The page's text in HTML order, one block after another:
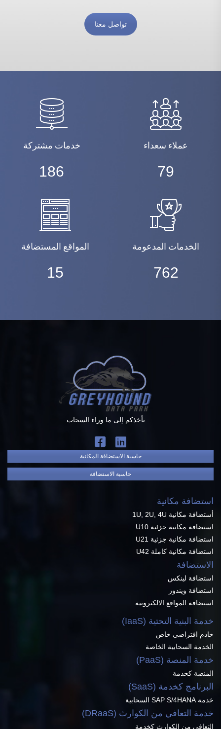
تواصل معنا
خدمات مشتركة
200
عملاء سعداء
88
المواقع المستضافة
17
الخدمات المدعومة
840
نأخذكم إلى ما وراء السحاب
حاسبة الاستضافة المكانية
حاسبة الاستضافة
استضافة مكانية
أستضافة مكانية 1U, 2U, 4U
استضافة مكانية جزئية U10
استضافة مكانية جزئية U21
استضافة مكانية كاملة U42
الاستضافة
استضافة لينكس
استضافة ويندوز
استضافة المواقع الالكترونية
خدمة البنية التحتية (IaaS)
خادم افتراضي خاص
الخدمة السحابية الخاصة
خدمة المنصة (PaaS)
المنصة كخدمة
البرنامج كخدمة (SaaS)
خدمة SAP S/4HANA السحابية
خدمة التعافي من الكوارث (DRaaS)
التعافي من الكوارث كخدمة